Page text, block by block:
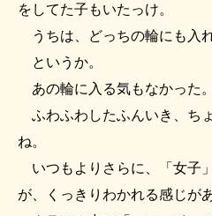
をしてた子もいたっけ。
うちは、どっちの輪にも入
というか。
あの輪に入る気もなかった。
ふわふわしたふんいき、ち
ね。
いつもよりさらに、「女子
が、くっきりわかれる感じが